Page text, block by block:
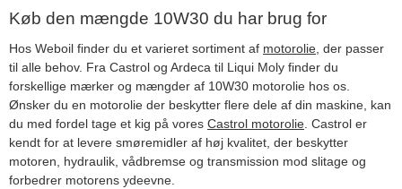
Køb den mængde 10W30 du har brug for
Hos Weboil finder du et varieret sortiment af motorolie, der passer
til alle behov. Fra Castrol og Ardeca til Liqui Moly finder du
forskellige mærker og mængder af 10W30 motorolie hos os.
Ønsker du en motorolie der beskytter flere dele af din maskine, kan
du med fordel tage et kig på vores Castrol motorolie. Castrol er
kendt for at levere smøremidler af høj kvalitet, der beskytter
motoren, hydraulik, vådbremse og transmission mod slitage og
forbedrer motorens ydeevne.